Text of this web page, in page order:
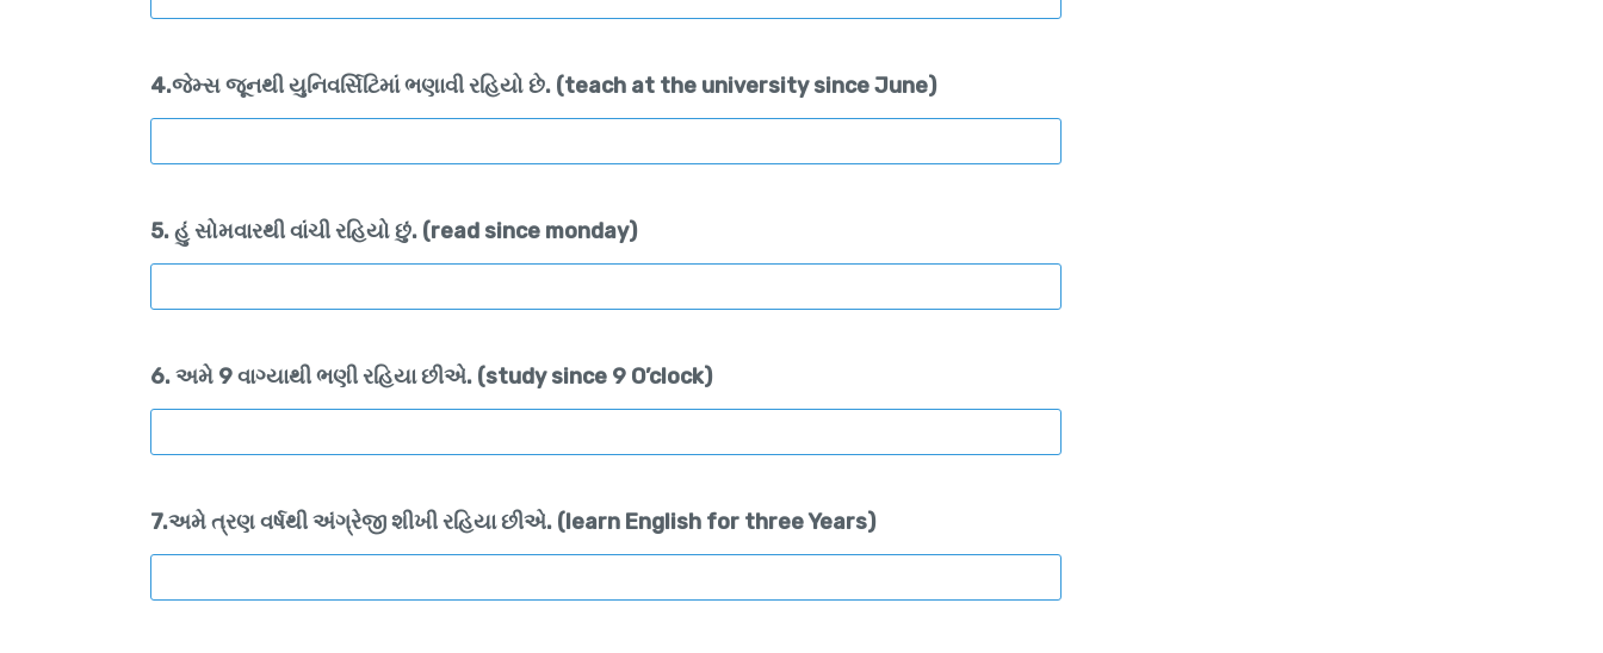
4.જેમ્સ જૂનથી યુનિવર્સિટિમાં ભણાવી રહિયો છે. (teach at the university since June)
5. હું સોમવારથી વાંચી રહિયો છું. (read since monday)
6. અમે 9 વાગ્યાથી ભણી રહિયા છીએ. (study since 9 O’clock)
7.અમે ત્રણ વર્ષથી અંગ્રેજી શીખી રહિયા છીએ. (learn English for three Years)